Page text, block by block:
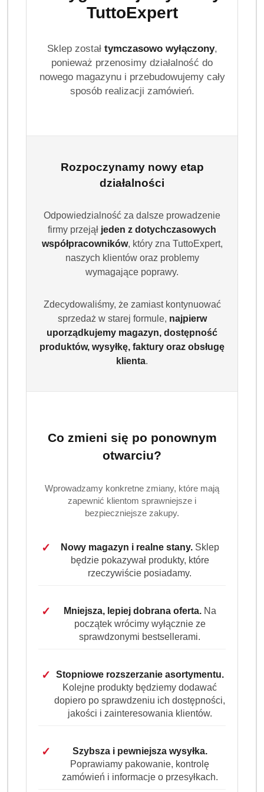
Żelki Haribo Riesen Pommes 150szt
Brak towaru
Do koszyka
Dostępność
3 dni
TuttoExpert
Sklep został tymczasowo wyłączony,
ponieważ przenosimy działalność do
nowego magazynu i przebudowujemy cały
sposób realizacji zamówień.
Rozpoczynamy nowy etap
działalności
Odpowiedzialność za dalsze prowadzenie
firmy przejął jeden z dotychczasowych
współpracowników, który zna TuttoExpert,
naszych klientów oraz problemy
wymagające poprawy.
Zdecydowaliśmy, że zamiast kontynuować
sprzedaż w starej formule, najpierw
uporządkujemy magazyn, dostępność
produktów, wysyłkę, faktury oraz obsługę
klienta.
Co zmieni się po ponownym
otwarciu?
Wprowadzamy konkretne zmiany, które mają
zapewnić klientom sprawniejsze i
bezpieczniejsze zakupy.
✓ Nowy magazyn i realne stany.Sklep
będzie pokazywał produkty, które
rzeczywiście posiadamy.
✓ Mniejsza, lepiej dobrana oferta.Na
początek wrócimy wyłącznie ze
sprawdzonymi bestsellerami.
✓
Stopniowe rozszerzanie asortymentu.
Kolejne produkty będziemy dodawać
dopiero po sprawdzeniu ich dostępności,
jakości i zainteresowania klientów.
✓
Szybsza i pewniejsza wysyłka.
Poprawiamy pakowanie, kontrolę
zamówień i informacje o przesyłkach.